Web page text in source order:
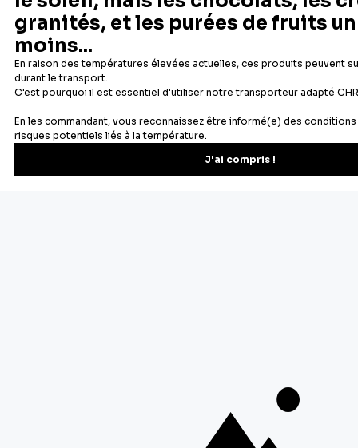
Pourdécorer une bûche de Noël, rien de plus
facile : ces champignons en sucre sont prêts à
l'emploi, il suffit de les poser sur votre bûche.
Vous pouvez décorer vos bûches de Noël avec
notre sélection dedécors de bûche
comestiblesou dedécors de bûche non
comestibles .
Découvrez également sur notre blog comment
Quel moule pour bûche de Noël ?